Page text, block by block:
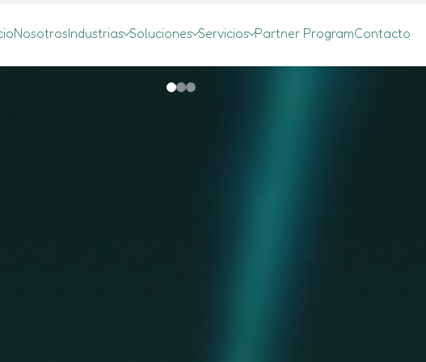
NosotrosIndustrias Soluciones Servicios Partner ProgramContacto